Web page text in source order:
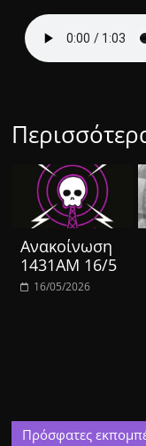
Ανακοίνωση
1431ΑΜ 16/5
16/05/2026
Πρόσφατες